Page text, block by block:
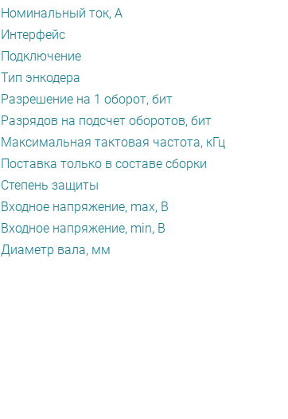
Номинальный ток, А
Интерфейс
Подключение
Тип энкодера
Разрешение на 1 оборот, бит
Разрядов на подсчет оборотов, бит
Максимальная тактовая частота, кГц
Поставка только в составе сборки
Степень защиты
Входное напряжение, max, В
Входное напряжение, min, В
Диаметр вала, мм